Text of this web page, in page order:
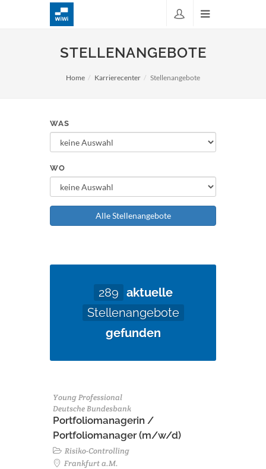
STELLENANGEBOTE
Home Karrierecenter Stellenangebote
WAS
WO
Alle Stellenangebote
289 aktuelle
Stellenangebote
gefunden
Young Professional
Deutsche Bundesbank
Portfoliomanagerin /
Portfoliomanager (m/w/d)
Risiko-Controlling
Frankfurt a.M.